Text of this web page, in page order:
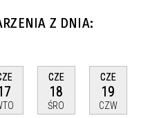
Z DNIA:
CZE
18
ŚRO
CZE
19
CZW